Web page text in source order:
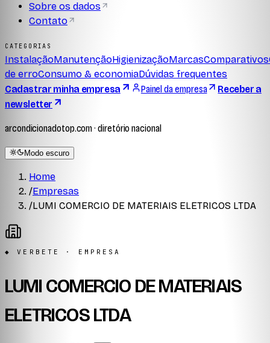
Sobre os dados
Contato
CATEGORIAS
InstalaçãoManutençãoHigienizaçãoMarcasComparativos
de erroConsumo & economiaDúvidas frequentes
Cadastrar minha empresa
Painel da empresa
Receber a
newsletter
arcondicionadotop.com · diretório nacional
Modo escuro
Home
/Empresas
/LUMI COMERCIO DE MATERIAIS ELETRICOS LTDA
◆ VERBETE · EMPRESA
LUMI COMERCIO DE MATERIAIS
ELETRICOS LTDA